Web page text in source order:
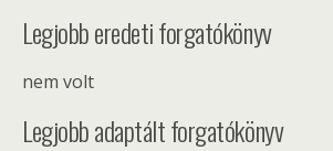
Legjobb eredeti forgatókönyv
nem volt
Legjobb adaptált forgatókönyv